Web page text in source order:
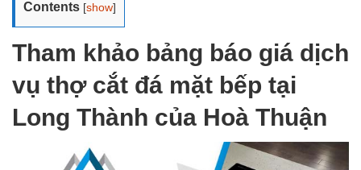
Contents [show]
Tham khảo bảng báo giá dịch
vụ thợ cắt đá mặt bếp tại
Long Thành của Hoà Thuận